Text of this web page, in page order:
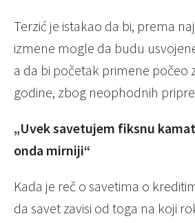
Terzić je istakao da bi, prema
izmene mogle da budu
a da bi početak primene počeo
godine, zbog neophodnih
„Uvek savetujem fiksnu
onda mirniji“
Kada je reč o savetima o
da savet zavisi od toga na koji